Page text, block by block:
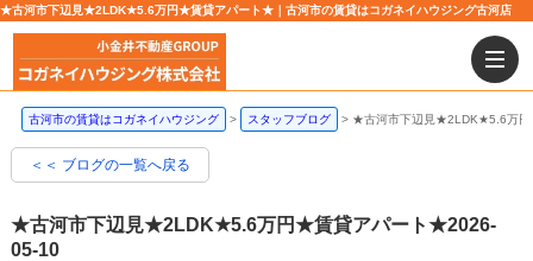
★古河市下辺見★2LDK★5.6万円★賃貸アパート★｜古河市の賃貸はコガネイハウジング古河店
古河市の賃貸はコガネイハウジング スタッフブログ ★古河市下辺見★2LDK★5.6万
＜＜ ブログの一覧へ戻る
★古河市下辺見★2LDK★5.6万円★賃貸アパート★2026-
05-10